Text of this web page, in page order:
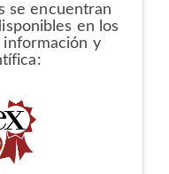
se encuentran
en los
información y